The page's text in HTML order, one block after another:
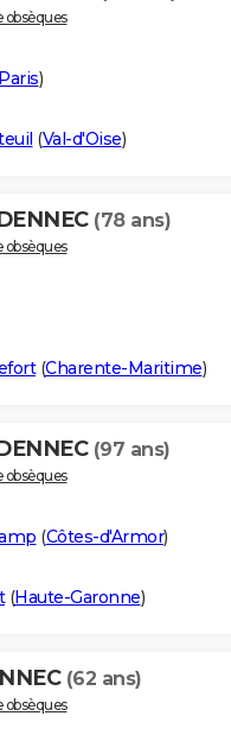
)
(Val-d'Oise)
(78 ans)
(Charente-Maritime)
(97 ans)
(Côtes-d'Armor)
(Haute-Garonne)
(62 ans)